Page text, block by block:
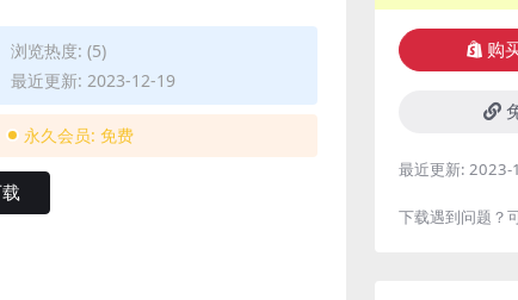
浏览热度: (5)
最近更新: 2023-12-19
永久会员: 免费
购
最近更新: 2023-
下载遇到问题？